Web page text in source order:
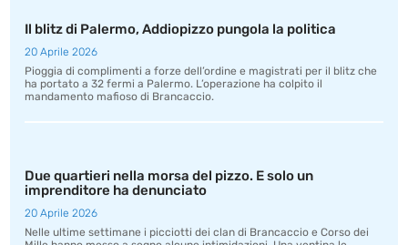
Il blitz di Palermo, Addiopizzo pungola la politica
20 Aprile 2026
Pioggia di complimenti a forze dell’ordine e magistrati per il blitz che
ha portato a 32 fermi a Palermo. L’operazione ha colpito il
mandamento mafioso di Brancaccio.
Due quartieri nella morsa del pizzo. E solo un
imprenditore ha denunciato
20 Aprile 2026
Nelle ultime settimane i picciotti dei clan di Brancaccio e Corso dei